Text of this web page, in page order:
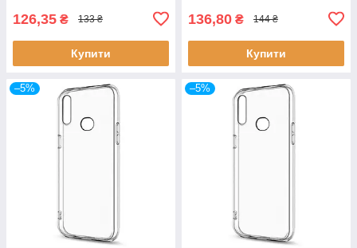
126,35 ₴ 133 ₴
Купити
136,80 ₴ 144 ₴
Купити
–5% –5%